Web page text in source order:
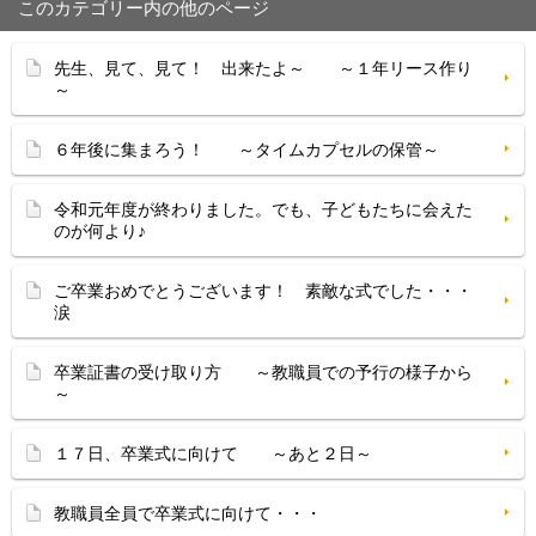
このカテゴリー内の他のページ
先生、見て、見て！ 出来たよ～ ～１年リース作り
～
６年後に集まろう！ ～タイムカプセルの保管～
令和元年度が終わりました。でも、子どもたちに会えた
のが何より♪
ご卒業おめでとうございます！ 素敵な式でした・・・
涙
卒業証書の受け取り方 ～教職員での予行の様子から
～
１７日、卒業式に向けて ～あと２日～
教職員全員で卒業式に向けて・・・